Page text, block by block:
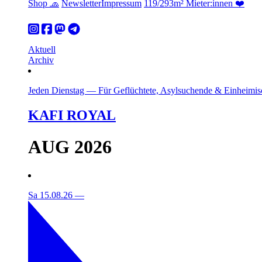
Shop 🧢 NewsletterImpressum 119/293m² Mieter:innen ❤️
Aktuell
Archiv
Jeden Dienstag — Für Geflüchtete, Asylsuchende &
KAFI ROYAL
AUG 2026
Sa 15.08.26 —